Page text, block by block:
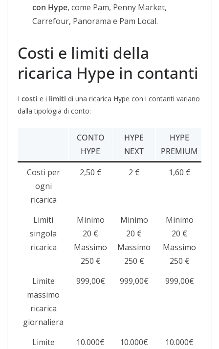
con Hype, come Pam, Penny Market,
Carrefour, Panorama e Pam Local.
Costi e limiti della
ricarica Hype in contanti
I costi e i limiti di una ricarica Hype con i contanti variano
dalla tipologia di conto:
CONTO
HYPE
HYPE
NEXT
HYPE
PREMIUM
Costi per
ogni
ricarica
2,50 € 2 € 1,60 €
Limiti
singola
ricarica
Minimo
20 €
Massimo
250 €
Minimo
20 €
Massimo
250 €
Minimo
20 €
Massimo
250 €
Limite
massimo
ricarica
giornaliera
999,00€ 999,00€ 999,00€
Limite
10.000€ 10.000€ 10.000€